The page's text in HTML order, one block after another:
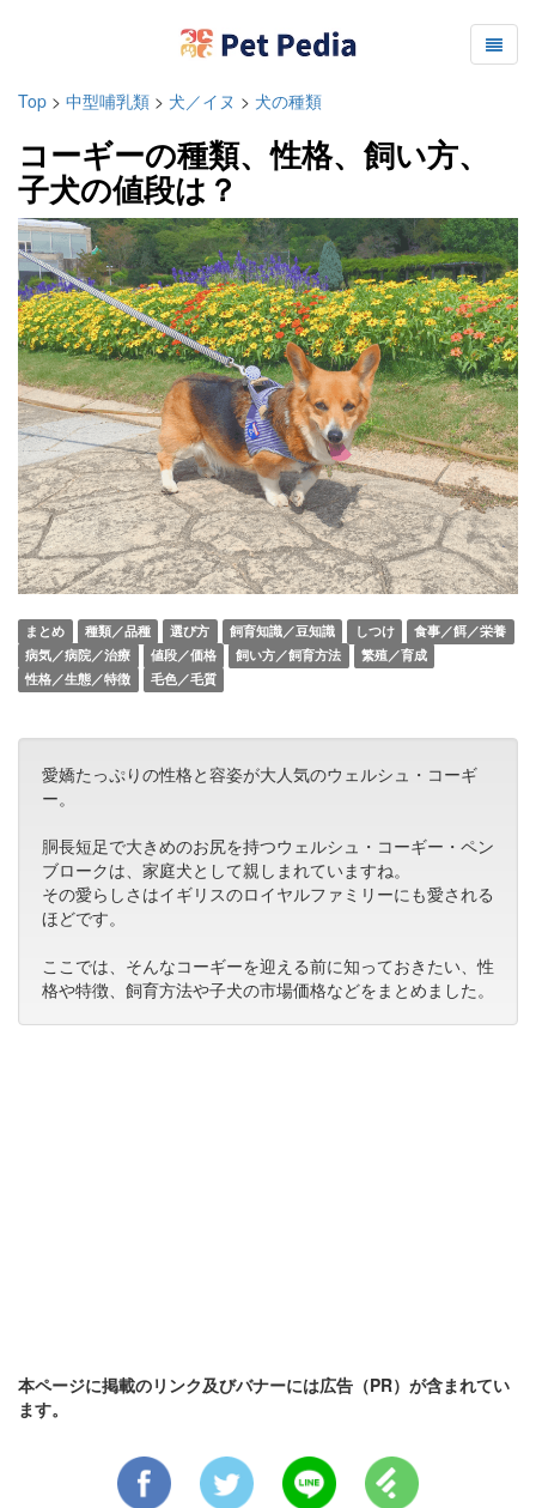
Top > 中型哺乳類 > 犬／イヌ > 犬の種類
コーギーの種類、性格、飼い方、
子犬の値段は？
まとめ 種類／品種 選び方 飼育知識／豆知識 しつけ
食事／餌／栄養
病気／病院／治療
値段／価格 飼い方／飼育方法
繁殖／育成
性格／生態／特徴
毛色／毛質
愛嬌たっぷりの性格と容姿が大人気のウェルシュ・コーギ
ー。
胴長短足で大きめのお尻を持つウェルシュ・コーギー・ペン
ブロークは、家庭犬として親しまれていますね。
その愛らしさはイギリスのロイヤルファミリーにも愛される
ほどです。
ここでは、そんなコーギーを迎える前に知っておきたい、性
格や特徴、飼育方法や子犬の市場価格などをまとめました。
本ページに掲載のリンク及びバナーには広告（PR）が含まれてい
ます。